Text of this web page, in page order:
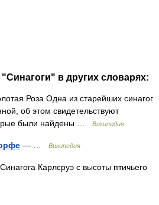
в других словарях:
Роза Одна из старейших синагог
об этом свидетельствуют
были найдены …
Википедия
— … Википедия
Карлсруэ с высоты птичьего